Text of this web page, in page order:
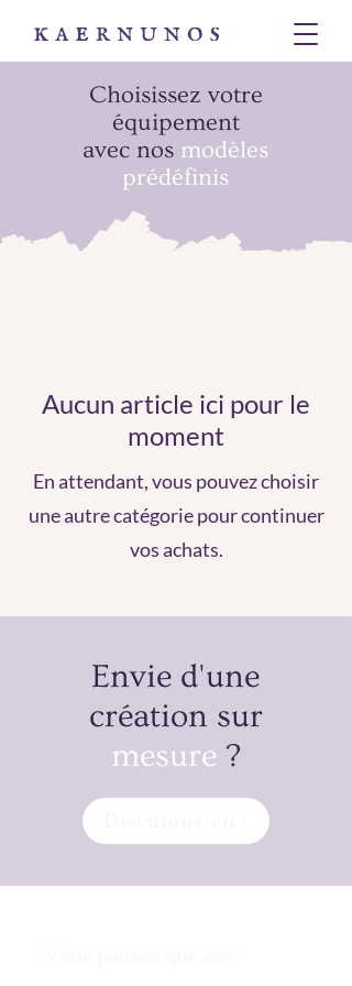
Choisissez votre
équipement
avec nos modèles
prédéfinis
Aucun article ici pour le
moment
En attendant, vous pouvez choisir
une autre catégorie pour continuer
vos achats.
Envie d'une
création sur
mesure ?